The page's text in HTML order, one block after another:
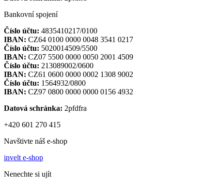
Bankovní spojení
Číslo účtu: 4835410217/0100
IBAN: CZ64 0100 0000 0048 3541 0217
Číslo účtu: 5020014509/5500
IBAN: CZ07 5500 0000 0050 2001 4509
Číslo účtu: 213089002/0600
IBAN: CZ61 0600 0000 0002 1308 9002
Číslo účtu: 1564932/0800
IBAN: CZ97 0800 0000 0000 0156 4932
Datová schránka: 2pfdfra
+420 601 270 415
Navštivte náš e-shop
invelt e-shop
Nenechte si ujít